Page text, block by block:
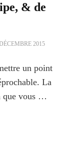
& de
2015
un point
La
que vous …